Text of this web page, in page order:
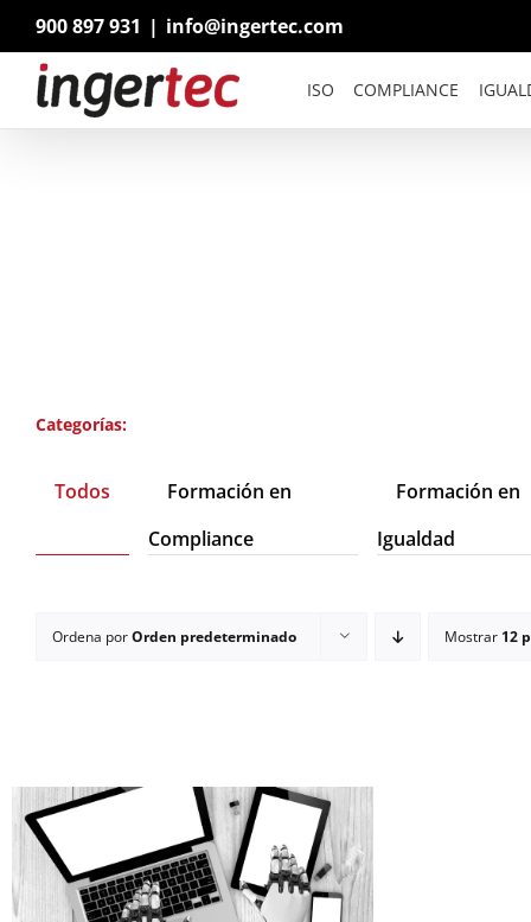
contenido
900 897 931 | info@ingertec.com
ISO COMPLIANCE
Categorías:
Todos
Formación en
Compliance
Formación en
Igualdad
Ordena porOrden predeterminado Mostrar 12